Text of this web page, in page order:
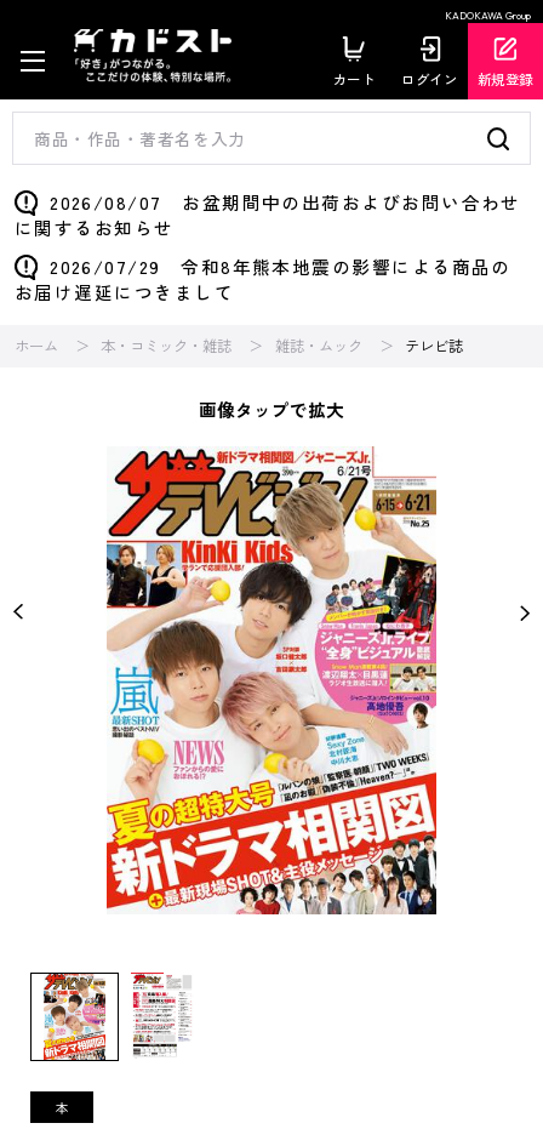
KADOKAWA Group
カート ログイン 新規登録
2026/08/07 お盆期間中の出荷およびお問い合わせ
に関するお知らせ
2026/07/29 令和8年熊本地震の影響による商品の
お届け遅延につきまして
ホーム 本・コミック・雑誌 雑誌・ムック テレビ誌
画像タップで拡大